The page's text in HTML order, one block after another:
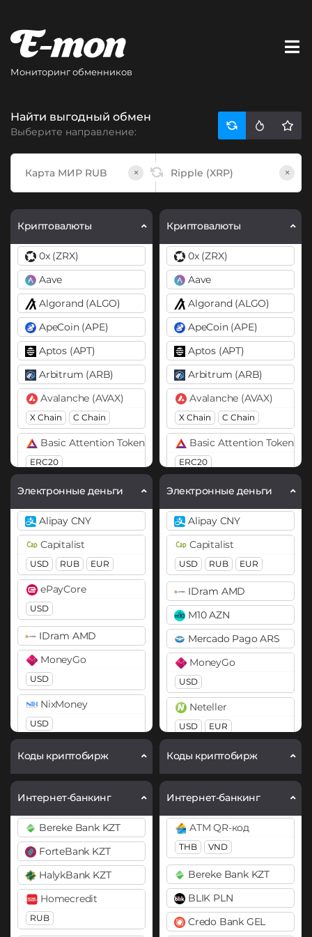
Мониторинг обменников
Найти выгодный обмен
Выберите направление:
× ×
Криптовалюты
0x (ZRX)
Aave
Algorand (ALGO)
ApeCoin (APE)
Aptos (APT)
Arbitrum (ARB)
Avalanche (AVAX)
X Chain C Chain
Basic Attention Token (BAT)
ERC20
Binance Coin (BNB)
BEP20 BEP2
Bitcoin (BTC)
BTC BEP20
ARB
AVAXC
Bitcoin Cash (BCH)
Bitcoin SV (BSV)
BitTorrent (BTT)
Cardano (ADA)
Chainlink (LINK)
BEP20 ERC20
Compound (COMP)
Cosmos (ATOM)
Cronos (CRO)
ERC20
DASH
Decentraland (MANA)
Dogecoin (DOGE)
DOGE
Электронные деньги
Alipay CNY
Capitalist
USD RUB EUR
ePayCore
USD
IDram AMD
MoneyGo
USD
NixMoney
USD
Payoneer
PayPal
USD EUR
Skrill
USD
Volet (AdvCash)
Коды криптобирж
Интернет-банкинг
Bereke Bank KZT
ForteBank KZT
HalykBank KZT
Homecredit
RUB
Криптовалюты
0x (ZRX)
Aave
Algorand (ALGO)
ApeCoin (APE)
Aptos (APT)
Arbitrum (ARB)
Avalanche (AVAX)
X Chain C Chain
Basic Attention Token
ERC20
Binance Coin (BNB)
BEP20 BEP2
Bitcoin (BTC)
BTC BEP20
ARB
AVAXC
Bitcoin Cash (BCH)
Bitcoin SV (BSV)
BitTorrent (BTT)
Cardano (ADA)
Chainlink (LINK)
BEP20 ERC20
Compound (COMP)
Cosmos (ATOM)
Cronos (CRO)
ERC20
DASH
Decentraland (MANA)
Dogecoin (DOGE)
DOGE
Электронные деньги
Alipay CNY
Capitalist
USD RUB EUR
IDram AMD
M10 AZN
Mercado Pago ARS
MoneyGo
USD
Neteller
USD EUR
Payoneer
PayPal
USD EUR GBP AUD
PaySera
USD EUR
Paytm INR
Pix BRL
Коды криптобирж
Интернет-банкинг
ATM QR-код
THB VND
Bereke Bank KZT
BLIK PLN
Credo Bank GEL